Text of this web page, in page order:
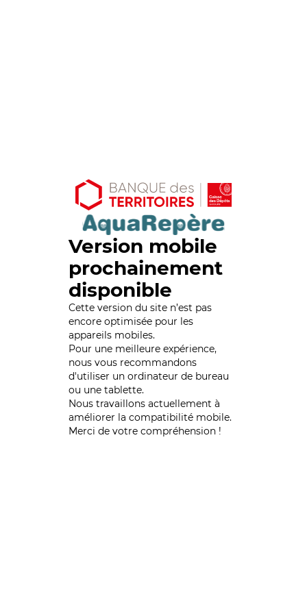
Version mobile
prochainement
disponible
Cette version du site n’est pas
encore optimisée pour les
appareils mobiles.
Pour une meilleure expérience,
nous vous recommandons
d'utiliser un ordinateur de bureau
ou une tablette.
Nous travaillons actuellement à
améliorer la compatibilité mobile.
Merci de votre compréhension !